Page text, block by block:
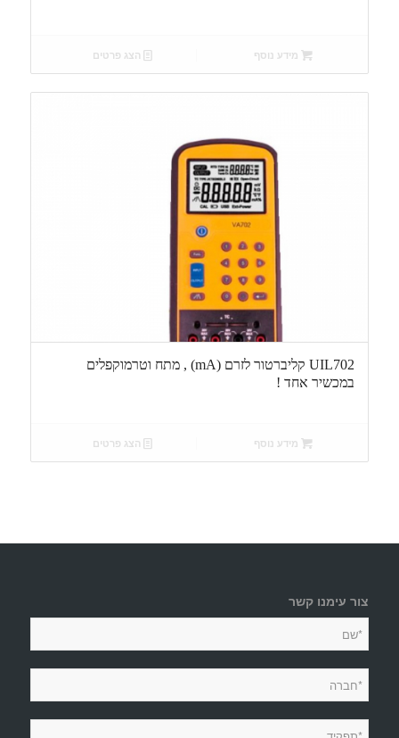
מידע נוסף הצג פרטים
UIL702 קליברטור לזרם (mA) , מתח וטרמוקפלים
במכשיר אחד !
מידע נוסף הצג פרטים
צור עימנו קשר